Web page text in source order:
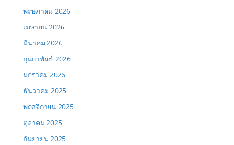
พฤษภาคม 2026
เมษายน 2026
มีนาคม 2026
กุมภาพันธ์ 2026
มกราคม 2026
ธันวาคม 2025
พฤศจิกายน 2025
ตุลาคม 2025
กันยายน 2025